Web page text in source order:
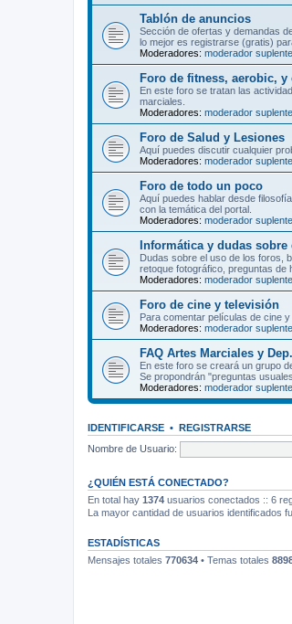
Tablón de anuncios
Sección de ofertas y demandas
lo mejor es registrarse (gratis)
Moderadores: moderador suplente
Foro de fitness, aerobic, y
En este foro se tratan las
marciales.
Moderadores: moderador suplente
Foro de Salud y Lesiones
Aquí puedes discutir cualquier
Moderadores: moderador suplente
Foro de todo un poco
Aquí puedes hablar desde
con la temática del portal.
Moderadores: moderador suplente
Informática y dudas sobre
Dudas sobre el uso de los foros,
retoque fotográfico, preguntas de
Moderadores: moderador suplente
Foro de cine y televisión
Para comentar películas de cine
Moderadores: moderador suplente
FAQ Artes Marciales y
En este foro se creará un grupo
Se propondrán "preguntas
Moderadores: moderador suplente
IDENTIFICARSE • REGISTRARSE
Nombre de Usuario:
¿QUIÉN ESTÁ CONECTADO?
En total hay 1374 usuarios conectados :: 6
La mayor cantidad de usuarios identificados
ESTADÍSTICAS
Mensajes totales 770634 • Temas totales